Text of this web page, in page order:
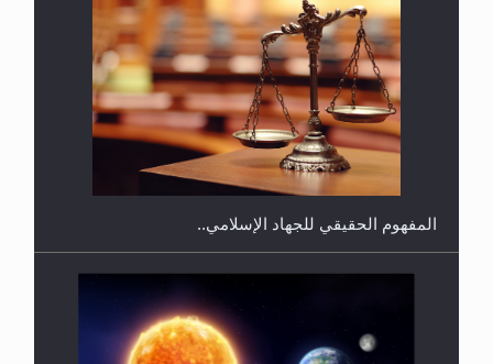
هل يجوز فتح مشروع كوافير نسائي للمحجبات وغير
المحجبات؟
المفهوم الحقيقي للجهاد الإسلامي..